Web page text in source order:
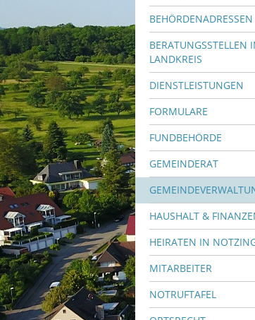
BEHÖRDENADRESSEN
BERATUNGSSTELLEN
LANDKREIS
DIENSTLEISTUNGEN
FORMULARE
FUNDBEHÖRDE
GEMEINDERAT
HAUSHALT &
HEIRATEN IN
MITARBEITER
NOTRUFTAFEL